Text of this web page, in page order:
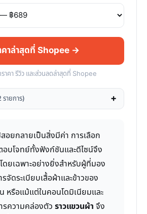
คาล่าสุดที่ Shopee →
าคา รีวิว และส่วนลดล่าสุดที่ Shopee
ายการ)
อยกลายเป็นสิ่งมีค่า การเลือก
อบโจทย์ทั้งฟังก์ชันและดีไซน์จึง
ยเฉพาะอย่างยิ่งสำหรับผู้ที่มอง
จัดระเบียบเสื้อผ้าและข้าวของ
หรือแม้แต่ในคอนโดมิเนียมและ
ความคล่องตัว ราวแขวนผ้า จึง